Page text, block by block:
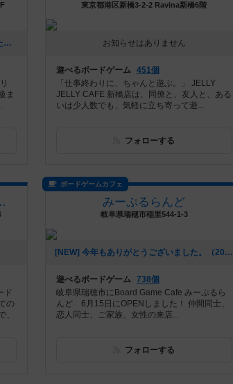
[NEW] 3月もご利用ありがとうございました（2026年03月30日 15時38分）
ま
東京都港区新橋3-2-2 Ravina新橋6階
お知らせはありません
遊べるボードゲーム 451個
「仕事終わりに、ちゃんと遊ぶ。」 JELLY
JELLY CAFE 新橋店は、同僚と、友人と、ある
いは少人数でも、気軽に立ち寄って遊...
フォローする
屋駅西口店
ド
の
、
ボードゲームカフェ
みーぷるらんど
岐阜県瑞穂市稲里544-1-3
[NEW] 今年もありがとうございました。（2025年12月30日 23時47分）
遊べるボードゲーム 738個
岐阜県瑞穂市にBoard Game Cafe みーぷるら
んど 6月15日にOPENしました！ 仲間同士、
恋人同士、ご家族、女性の来店...
フォローする